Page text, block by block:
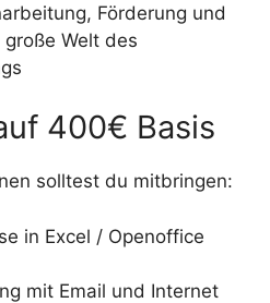
Förderung und
Welt des
400€ Basis
solltest du mitbringen:
in Excel / Openoffice
mit Email und Internet